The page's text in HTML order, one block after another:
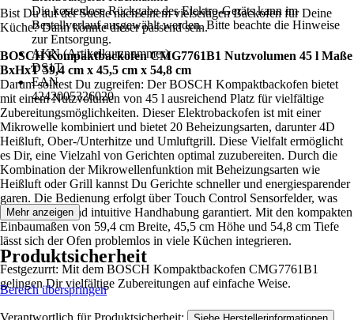
Die kostenlose Rückgabe des Elektro-Geräts kann im
Bestellverlauf ausgewählt werden. Bitte beachte die Hinweise
zur Entsorgung.
AKN (Artikelkurznummer)
DS1T
EAN
4242005326020
Bist Du auf der Suche nach einem vielseitigen Backofen für Deine
Küche? Dann könnte dieser passend sein.
BOSCH Kompaktbackofen CMG7761B1 Nutzvolumen 45 l Maße
BxHxT 59,4 cm x 45,5 cm x 54,8 cm
Darum solltest Du zugreifen: Der BOSCH Kompaktbackofen bietet
mit einem Nutzvolumen von 45 l ausreichend Platz für vielfältige
Zubereitungsmöglichkeiten. Dieser Elektrobackofen ist mit einer
Mikrowelle kombiniert und bietet 20 Beheizungsarten, darunter 4D
Heißluft, Ober-/Unterhitze und Umluftgrill. Diese Vielfalt ermöglicht
es Dir, eine Vielzahl von Gerichten optimal zuzubereiten. Durch die
Kombination der Mikrowellenfunktion mit Beheizungsarten wie
Heißluft oder Grill kannst Du Gerichte schneller und energiesparender
garen. Die Bedienung erfolgt über Touch Control Sensorfelder, was
eine einfache und intuitive Handhabung garantiert. Mit den kompakten
Einbaumaßen von 59,4 cm Breite, 45,5 cm Höhe und 54,8 cm Tiefe
lässt sich der Ofen problemlos in viele Küchen integrieren.
Festgezurrt: Mit dem BOSCH Kompaktbackofen CMG7761B1
gelingen Dir vielfältige Zubereitungen auf einfache Weise.
Mehr anzeigen
Produktsicherheit
Bereich überspringen
Verantwortlich für Produktsicherheit: